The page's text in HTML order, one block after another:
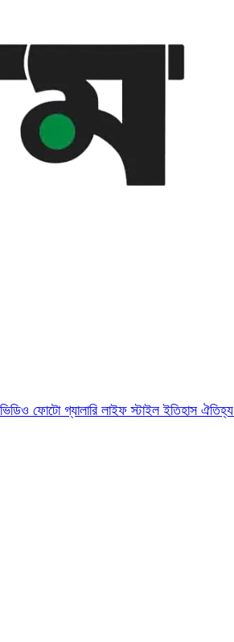
ভিডিও ফোটো গ্যালারি লাইফ স্টাইলইতিহাস ঐতিহ্য